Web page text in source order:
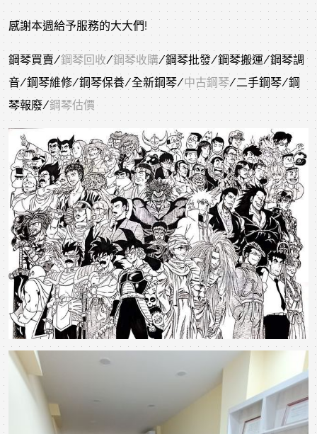
感謝本週給予服務的大大們!
鋼琴買賣/鋼琴回收/鋼琴收購/鋼琴批發/鋼琴搬運/鋼琴調
音/鋼琴維修/鋼琴保養/全新鋼琴/中古鋼琴/二手鋼琴/鋼
琴報廢/鋼琴估價